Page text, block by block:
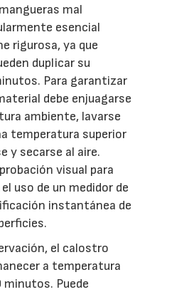
mal
esencial
rigurosa, ya que
duplicar su
Para garantizar
debe enjuagarse
ambiente, lavarse
temperatura superior
y secarse al aire.
visual para
uso de un medidor de
instantánea de
el calostro
a temperatura
Puede